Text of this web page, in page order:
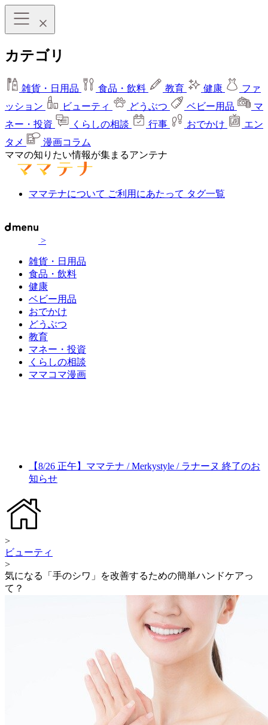
カテゴリ
雑貨・日用品 食品・飲料 教育 健康
ファ
ッション
ビューティ どうぶつ ベビー用品
マ
ネー・投資
くらしの相談 行事 おでかけ
エン
タメ
漫画コラム
ママの知りたい情報が集まるアンテナ
ママテナについて ご利用にあたって タグ一覧
>
雑貨・日用品
食品・飲料
健康
ベビー用品
おでかけ
どうぶつ
教育
マネー・投資
くらしの相談
ママコマ漫画
【8/26 正午】ママテナ / Merkystyle / ラナーヌ 終了のお
知らせ
>
ビューティ
>
気になる「手のシワ」を改善するための簡単ハンドケアっ
て？